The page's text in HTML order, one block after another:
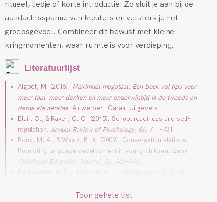
ritueel, liedje of korte introductie. Zo sluit je aan bij de
aandachtsspanne van kleuters en versterk je het
groepsgevoel. Combineer dit bewust met kleine
kringmomenten, waar ruimte is voor verdieping.
Literatuurlijst
Algoet, M. (2016). Maximaal megataal: Een boek vol tips voor
meer taal, meer denken en meer onderwijstijd in de tweede en
derde kleuterklas. Antwerpen: Garant Uitgevers.
Blair, C., & Raver, C. C. (2015). School readiness and self-
regulation. Annual Review of Psychology, 66, 711–731.
Bond, M. A., & Wasik, B. A. (2009). Conversation stations:
Promoting language development in young children. Early
Childhood Education Journal, 36, 467–473.
classrooms use this part of the day?The Elementary School
Toon gehele lijst